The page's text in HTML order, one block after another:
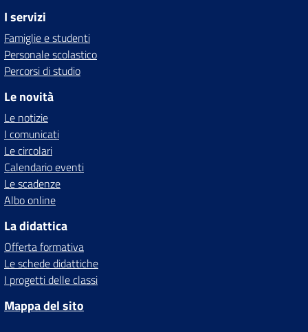
I servizi
Famiglie e studenti
Personale scolastico
Percorsi di studio
Le novità
Le notizie
I comunicati
Le circolari
Calendario eventi
Le scadenze
Albo online
La didattica
Offerta formativa
Le schede didattiche
I progetti delle classi
Mappa del sito